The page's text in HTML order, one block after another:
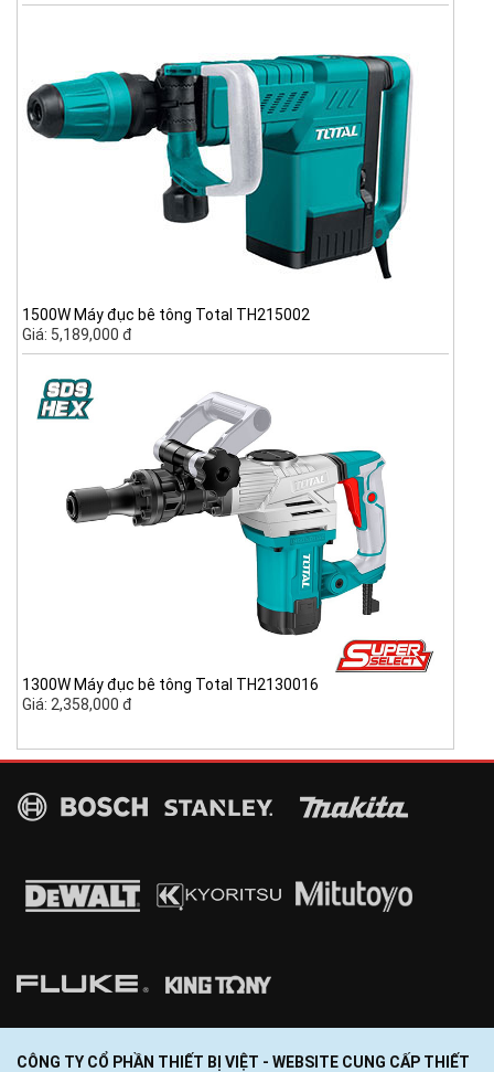
1500W Máy đục bê tông Total TH215002
Giá: 5,189,000 đ
1300W Máy đục bê tông Total TH2130016
Giá: 2,358,000 đ
CÔNG TY CỔ PHẦN THIẾT BỊ VIỆT - WEBSITE CUNG CẤP THIẾT